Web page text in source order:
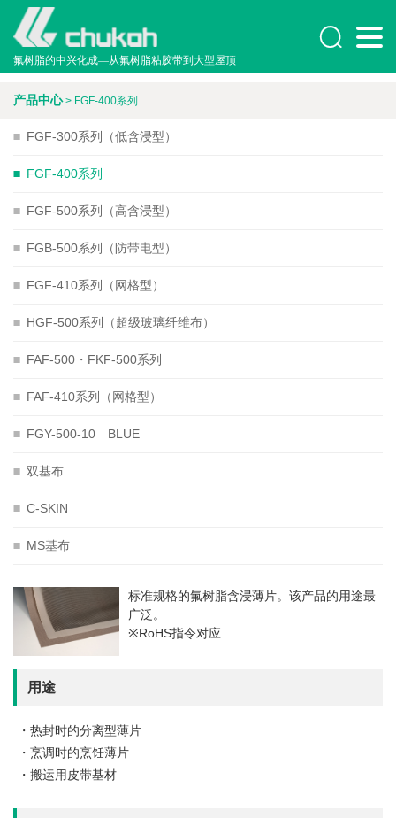
氟树脂的中兴化成—从氟树脂粘胶带到大型屋顶

产品中心> FGF-400系列
FGF-300系列（低含浸型）
FGF-400系列
FGF-500系列（高含浸型）
FGB-500系列（防带电型）
FGF-410系列（网格型）
HGF-500系列（超级玻璃纤维布）
FAF-500・FKF-500系列
FAF-410系列（网格型）
FGY-500-10 BLUE
双基布
C-SKIN
MS基布
标准规格的氟树脂含浸薄片。该产品的用途最
广泛。
※RoHS指令对应
用途
・热封时的分离型薄片
・烹调时的烹饪薄片
・搬运用皮带基材